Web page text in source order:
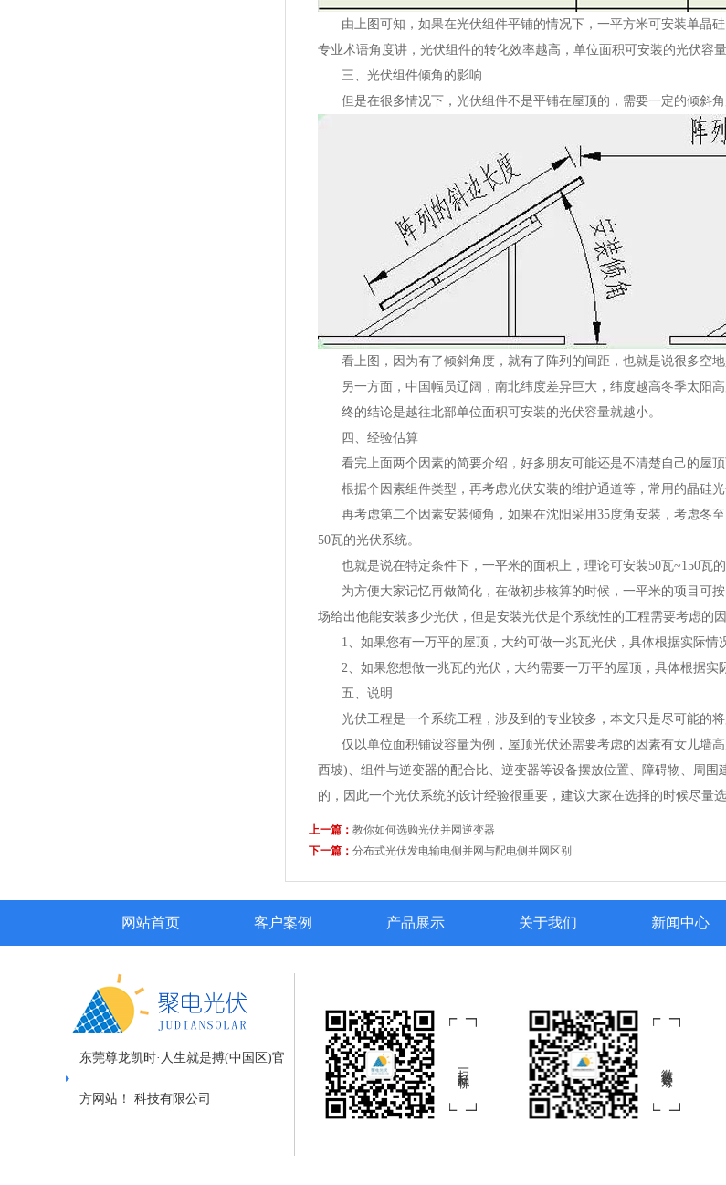
由上图可知，如果在光伏组件平铺的情况下，一平方米可安装单晶硅
专业术语角度讲，光伏组件的转化效率越高，单位面积可安装的光伏容量
三、光伏组件倾角的影响
但是在很多情况下，光伏组件不是平铺在屋顶的，需要一定的倾斜
看上图，因为有了倾斜角度，就有了阵列的间距，也就是说很多空
另一方面，中国幅员辽阔，南北纬度差异巨大，纬度越高冬季太阳高
终的结论是越往北部单位面积可安装的光伏容量就越小。
四、经验估算
看完上面两个因素的简要介绍，好多朋友可能还是不清楚自己的屋
根据个因素组件类型，再考虑光伏安装的维护通道等，常用的
再考虑第二个因素安装倾角，如果在沈阳采用35度角安装，考虑冬至日上
50瓦的光伏系统。
也就是说在特定条件下，一平米的面积上，理论可安装50瓦~150瓦的
为方便大家记忆再做简化，在做初步核算的时候，一平米的项目可
场给出他能安装多少光伏，但是安装光伏是个系统性的工程需要考虑的因
1、如果您有一万平的屋顶，大约可做一兆瓦光伏，具体根据实际情况
2、如果您想做一兆瓦的光伏，大约需要一万平的屋顶，具体根据实际
五、说明
光伏工程是一个系统工程，涉及到的专业较多，本文只是尽可能的
仅以单位面积铺设容量为例，屋顶光伏还需要考虑的因素有女
西坡)、组件与逆变器的配合比、逆变器等设备摆放位置、障碍物、周
的，因此一个光伏系统的设计经验很重要，建议大家在选择的时候尽量
上一篇： 教你如何选购光伏并网逆变器
下一篇： 分布式光伏发电输电侧并网与配电侧并网区别
网站首页 客户案例 产品展示 关于我们 新闻中心
东莞尊龙凯时·人生就是搏(中国区)官
方网站！ 科技有限公司